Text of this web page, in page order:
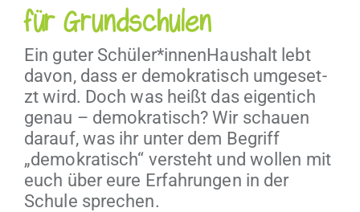
für Grundschulen
Ein guter Schüler*innenHaushalt lebt
davon, dass er demokratisch umge­set­
zt wird. Doch was heißt das eigen­tich
genau – demokratisch? Wir schauen
darauf, was ihr unter dem Begriff
„demokratisch“ ver­ste­ht und wollen mit
euch über eure Erfahrun­gen in der
Schule sprechen.